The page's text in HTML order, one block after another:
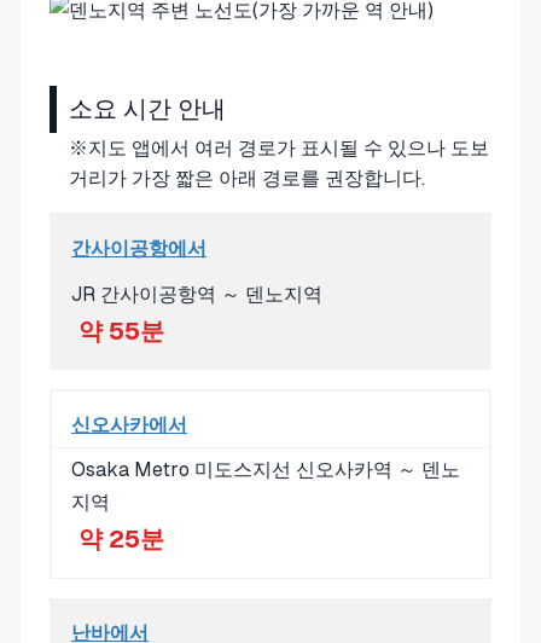
소요 시간 안내
※지도 앱에서 여러 경로가 표시될 수 있으나 도보
거리가 가장 짧은 아래 경로를 권장합니다.
간사이공항에서
JR 간사이공항역 ～ 덴노지역
약 55분
신오사카에서
Osaka Metro 미도스지선 신오사카역 ～ 덴노
지역
약 25분
난바에서